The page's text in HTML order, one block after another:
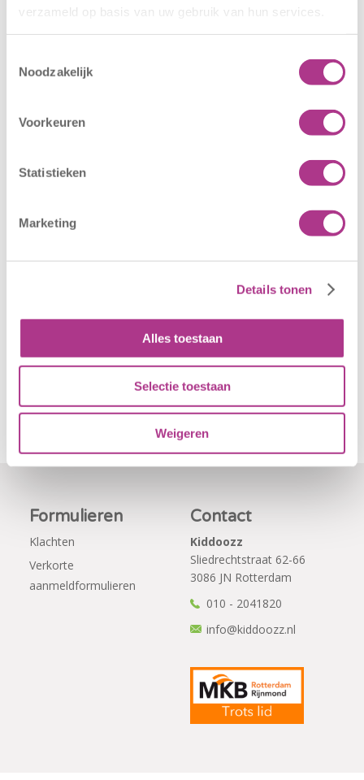
verzameld op basis van uw gebruik van hun services.
Noodzakelijk
Voorkeuren
Statistieken
Marketing
Details tonen
Alles toestaan
Selectie toestaan
Weigeren
Nieuwe locatie
– Sport BSO
16 juli 2026
Oldegaarde
september! Mag
Dan bent u bij
het juiste adres!
september…
morgen, 26 juni
2026, zullen alle
locaties van
Kinderopvang
morgen gesloten
blijven. Bijgaand
bericht is zojuist
aan…
Formulieren
Klachten
Verkorte
aanmeldformulieren
Contact
Kiddoozz
Sliedrechtstraat 62-66
3086 JN Rotterdam
010 - 2041820
info@kiddoozz.nl